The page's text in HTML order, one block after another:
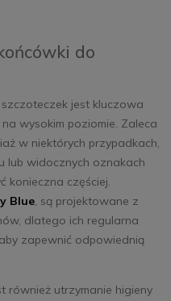
do
jest kluczowa
wysokim poziomie. Zaleca
w niektórych przypadkach,
lub widocznych oznakach
konieczna częściej.
Blue, są projektowane z
dlatego ich regularna
zapewnić odpowiednią
również utrzymanie higieny